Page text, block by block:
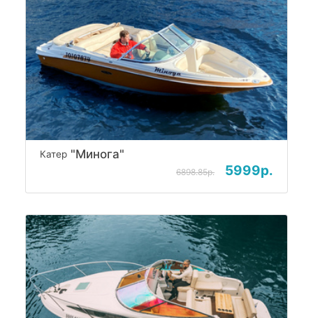
Катер"Минога"
6898.85р. 5999р.